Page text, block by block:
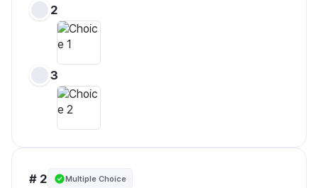
2
3
# 2 Multiple Choice